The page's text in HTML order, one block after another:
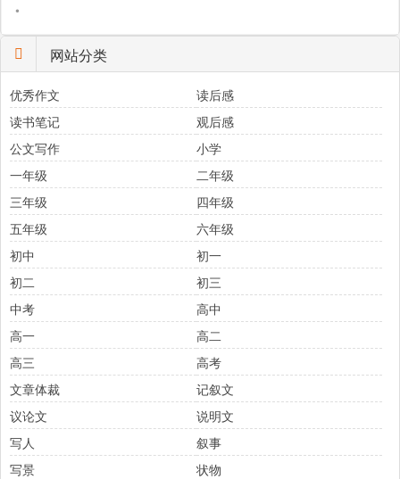
•
网站分类
优秀作文
读后感
读书笔记
观后感
公文写作
小学
一年级
二年级
三年级
四年级
五年级
六年级
初中
初一
初二
初三
中考
高中
高一
高二
高三
高考
文章体裁
记叙文
议论文
说明文
写人
叙事
写景
状物